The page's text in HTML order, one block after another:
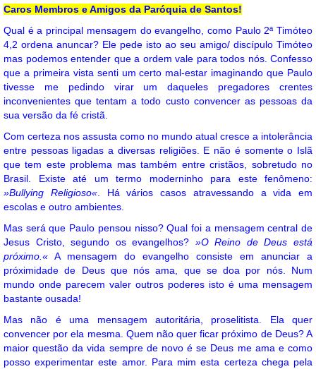
Caros Membros e Amigos da Paróquia de Santos!
Qual é a principal mensagem do evangelho, como Paulo 2ª Timóteo
4,2 ordena anuncar? Ele pede isto ao seu amigo/ discípulo Timóteo
mas podemos entender que a ordem vale para todos nós. Confesso
que a primeira vista senti um certo mal-estar imaginando que Paulo
tivesse me pedindo virar um daqueles pregadores crentes
inconvenientes que tentam a todo custo convencer as pessoas da
sua versão da fé cristã.
Com certeza nos assusta como no mundo atual cresce a intolerância
entre pessoas ligadas a diversas religiões. E não é somente o Islã
que tem este problema mas também entre cristãos, sobretudo no
Brasil. Existe até um termo moderninho para este fenômeno:
»Bullying Religioso«. Há vários casos atravessando a vida em
escolas e outro ambientes.
Mas será que Paulo pensou nisso? Qual foi a mensagem central de
Jesus Cristo, segundo os evangelhos? »O Reino de Deus está
próximo.« A mensagem do evangelho consiste em anunciar a
próximidade de Deus que nós ama, que se doa por nós. Num
mundo onde parecem valer outros poderes isto é uma mensagem
bastante ousada!
Mas não é uma mensagem autoritária, proselitista. Ela quer
convencer por ela mesma. Quem não quer ficar próximo de Deus? A
maior questão da vida sempre de novo é se Deus me ama e como
posso experimentar este amor. Para mim esta certeza chega pela